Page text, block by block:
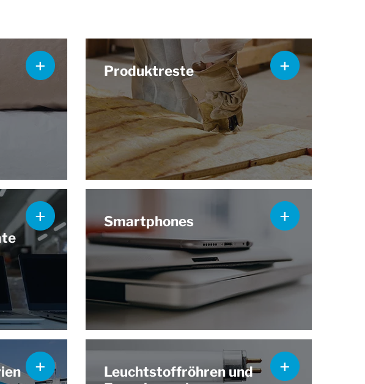
Produktreste
Smartphones
Leuchtstoffröhren und